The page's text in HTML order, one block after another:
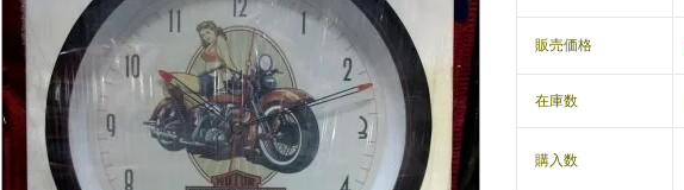
販売価格
在庫数
購入数